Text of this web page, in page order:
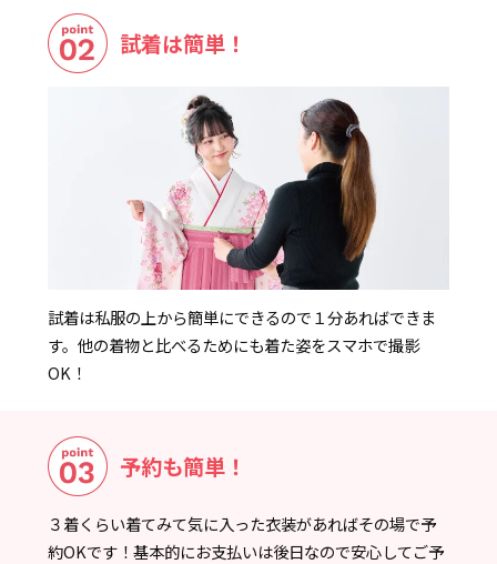
試着は簡単！
試着は私服の上から簡単にできるので１分あればできま
す。他の着物と比べるためにも着た姿をスマホで撮影
OK！
予約も簡単！
３着くらい着てみて気に入った衣装があればその場で予
約OKです！基本的にお支払いは後日なので安心してご予